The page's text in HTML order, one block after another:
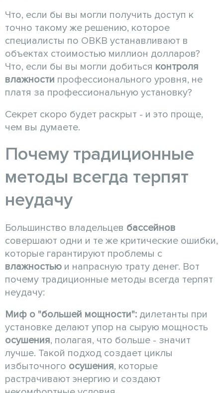
Что, если бы вы могли получить доступ к
точно такому же решению, которое
специалисты по ОВКВ устанавливают в
объектах стоимостью миллион долларов?
Что, если бы вы могли добиться контроля
влажности профессионального уровня, не
платя за профессиональную установку?
Секрет скоро будет раскрыт - и это проще,
чем вы думаете.
Почему традиционные
методы всегда терпят
неудачу
Большинство владельцев бассейнов
совершают одни и те же критические ошибки,
которые гарантируют проблемы с
влажностью и напрасную трату денег. Вот
почему традиционные методы всегда терпят
неудачу:
Миф о "большей мощности": дилетанты при
установке делают упор на сырую мощность
осушения, полагая, что больше - значит
лучше. Такой подход создает циклы
избыточного осушения, которые
растрачивают энергию и создают